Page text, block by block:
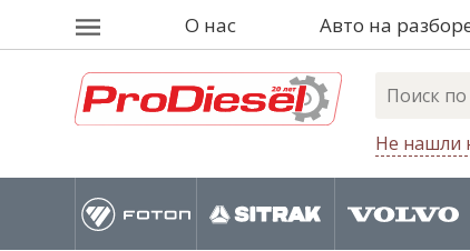
О нас Авто на
Не нашли